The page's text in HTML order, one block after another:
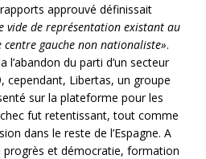
approuvé définissait
vide de représentation existant au
centre gauche non nationaliste».
du parti d’un secteur
cependant, Libertas, un groupe
sur la plateforme pour les
fut retentissant, tout comme
dans le reste de l’Espagne. A
progrès et démocratie, formation